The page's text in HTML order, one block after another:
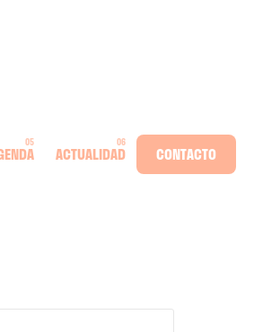
ACTUALIDAD CONTACTO